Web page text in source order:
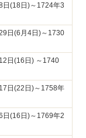
日(18日)～1724年3
日(6月4日)～1730
日(16日) ～1740
日(22日)～1758年
日(16日)～1769年2